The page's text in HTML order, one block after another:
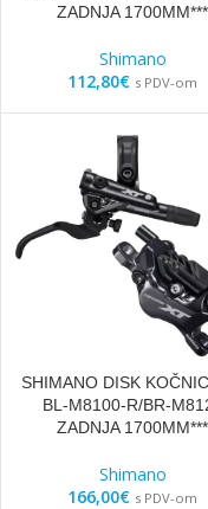
ZADNJA 1700MM***
Shimano
112,80€ s PDV-om
SHIMANO DISK
BL-M8100-R/BR-
ZADNJA 1700MM***
Shimano
166,00€ s PDV-om